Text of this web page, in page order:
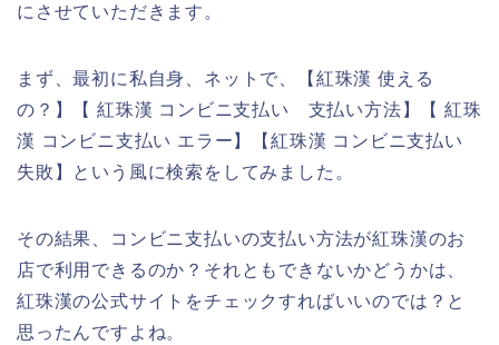
にさせていただきます。
まず、最初に私自身、ネットで、【紅珠漢 使える
の？】【 紅珠漢 コンビニ支払い 支払い方法】【 紅珠
漢 コンビニ支払い エラー】【紅珠漢 コンビニ支払い
失敗】という風に検索をしてみました。
その結果、コンビニ支払いの支払い方法が紅珠漢のお
店で利用できるのか？それともできないかどうかは、
紅珠漢の公式サイトをチェックすればいいのでは？と
思ったんですよね。